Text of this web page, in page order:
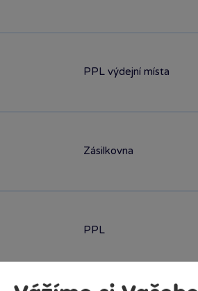
PPL výdejní místa
Zásilkovna
PPL